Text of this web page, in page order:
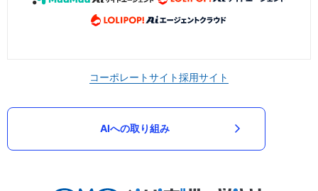
コーポレートサイト採用サイト
AIへの取り組み